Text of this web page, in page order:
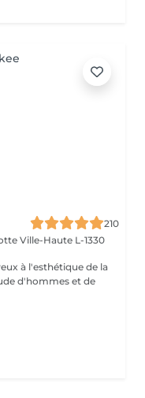
210
Ville-Haute L-1330
à l'esthétique de la
d'hommes et de